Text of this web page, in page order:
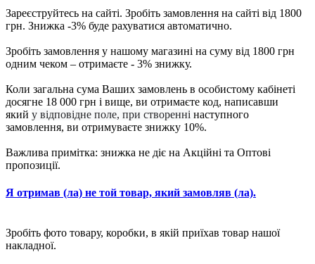
Зареєструйтесь на сайті. Зробіть замовлення на сайті від 1800
грн. Знижка -3% буде рахуватися автоматично.
Зробіть замовлення у нашому магазині на суму від 1800 грн
одним чеком – отримаєте - 3% знижку.
Коли загальна сума Ваших замовлень в особистому кабінеті
досягне 18 000 грн і вище, ви отримаєте код, написавши
який у відповідне поле, при створенні наступного
замовлення, ви отримуваєте знижку 10%.
Важлива примітка: знижка не діє на Акційні та Оптові
пропозиції.
Я отримав (ла) не той товар, який замовляв (ла).
Зробіть фото товару, коробки, в якій приїхав товар нашої
накладної.